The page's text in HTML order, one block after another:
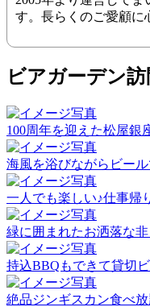
す。長らくのご愛顧に
ビアガーデン
100周年を迎えた松屋銀
海風を浴びながらビール
一人でも楽しい♪仕事帰
緑に囲まれたお洒落な非
持込BBQもできて貸切
絶品ジンギスカン食べ放